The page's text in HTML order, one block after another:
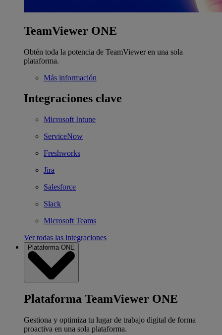
TeamViewer ONE
Obtén toda la potencia de TeamViewer en una sola
plataforma.
Más información
Integraciones clave
Microsoft Intune
ServiceNow
Freshworks
Jira
Salesforce
Slack
Microsoft Teams
Ver todas las integraciones
Plataforma ONE
Plataforma TeamViewer ONE
Gestiona y optimiza tu lugar de trabajo digital de forma
proactiva en una sola plataforma.